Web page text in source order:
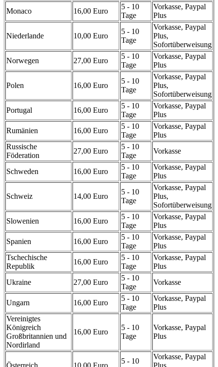
Monaco
16,00 Euro
5 - 10
Tage
Vorkasse, Paypal
Plus
Niederlande 10,00 Euro
5 - 10
Tage
Vorkasse, Paypal
Plus,
Sofortüberweisung
Norwegen
27,00 Euro
5 - 10
Tage
Vorkasse, Paypal
Plus
Polen 16,00 Euro
5 - 10
Tage
Vorkasse, Paypal
Plus,
Sofortüberweisung
Portugal
16,00 Euro
5 - 10
Tage
Vorkasse, Paypal
Plus
Rumänien
16,00 Euro
5 - 10
Tage
Vorkasse, Paypal
Plus
Russische
Föderation
27,00 Euro
5 - 10
Tage
Vorkasse
Schweden 16,00 Euro
5 - 10
Tage
Vorkasse, Paypal
Plus
Schweiz 14,00 Euro
5 - 10
Tage
Vorkasse, Paypal
Plus,
Sofortüberweisung
Slowenien
16,00 Euro
5 - 10
Tage
Vorkasse, Paypal
Plus
Spanien
16,00 Euro
5 - 10
Tage
Vorkasse, Paypal
Plus
Tschechische
Republik
16,00 Euro
5 - 10
Tage
Vorkasse, Paypal
Plus
Ukraine
27,00 Euro
5 - 10
Tage
Vorkasse
Ungarn 16,00 Euro
5 - 10
Tage
Vorkasse, Paypal
Plus
Vereinigtes
Königreich
Großbritannien und
Nordirland
16,00 Euro
5 - 10
Tage
Vorkasse, Paypal
Plus
Österreich 10,00 Euro
5 - 10
Vorkasse, Paypal
Plus,